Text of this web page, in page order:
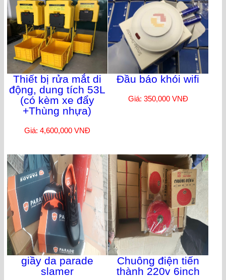
Thiết bị rửa mắt di
động, dung tích 53L
(có kèm xe đẩy
+Thùng nhựa)
Giá: 4,600,000 VNĐ
Đầu báo khói wifi
Giá: 350,000 VNĐ
giầy da parade
slamer
Chuông điện tiến
thành 220v 6inch